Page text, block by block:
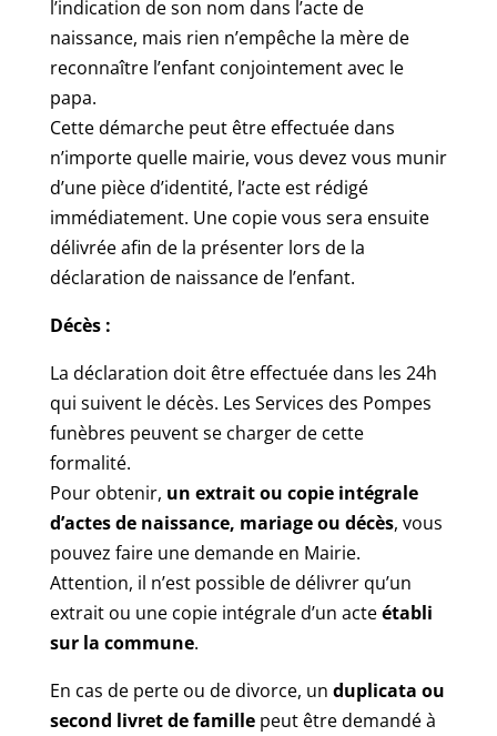
l’indication de son nom dans l’acte de
naissance, mais rien n’empêche la mère de
reconnaître l’enfant conjointement avec le
papa.
Cette démarche peut être effectuée dans
n’importe quelle mairie, vous devez vous munir
d’une pièce d’identité, l’acte est rédigé
immédiatement. Une copie vous sera ensuite
délivrée afin de la présenter lors de la
déclaration de naissance de l’enfant.
Décès :
La déclaration doit être effectuée dans les 24h
qui suivent le décès. Les Services des Pompes
funèbres peuvent se charger de cette
formalité.
Pour obtenir, un extrait ou copie intégrale
d’actes de naissance, mariage ou décès, vous
pouvez faire une demande en Mairie.
Attention, il n’est possible de délivrer qu’un
extrait ou une copie intégrale d’un acteétabli
sur la commune.
En cas de perte ou de divorce, un duplicata ou
second livret de famillepeut être demandé à